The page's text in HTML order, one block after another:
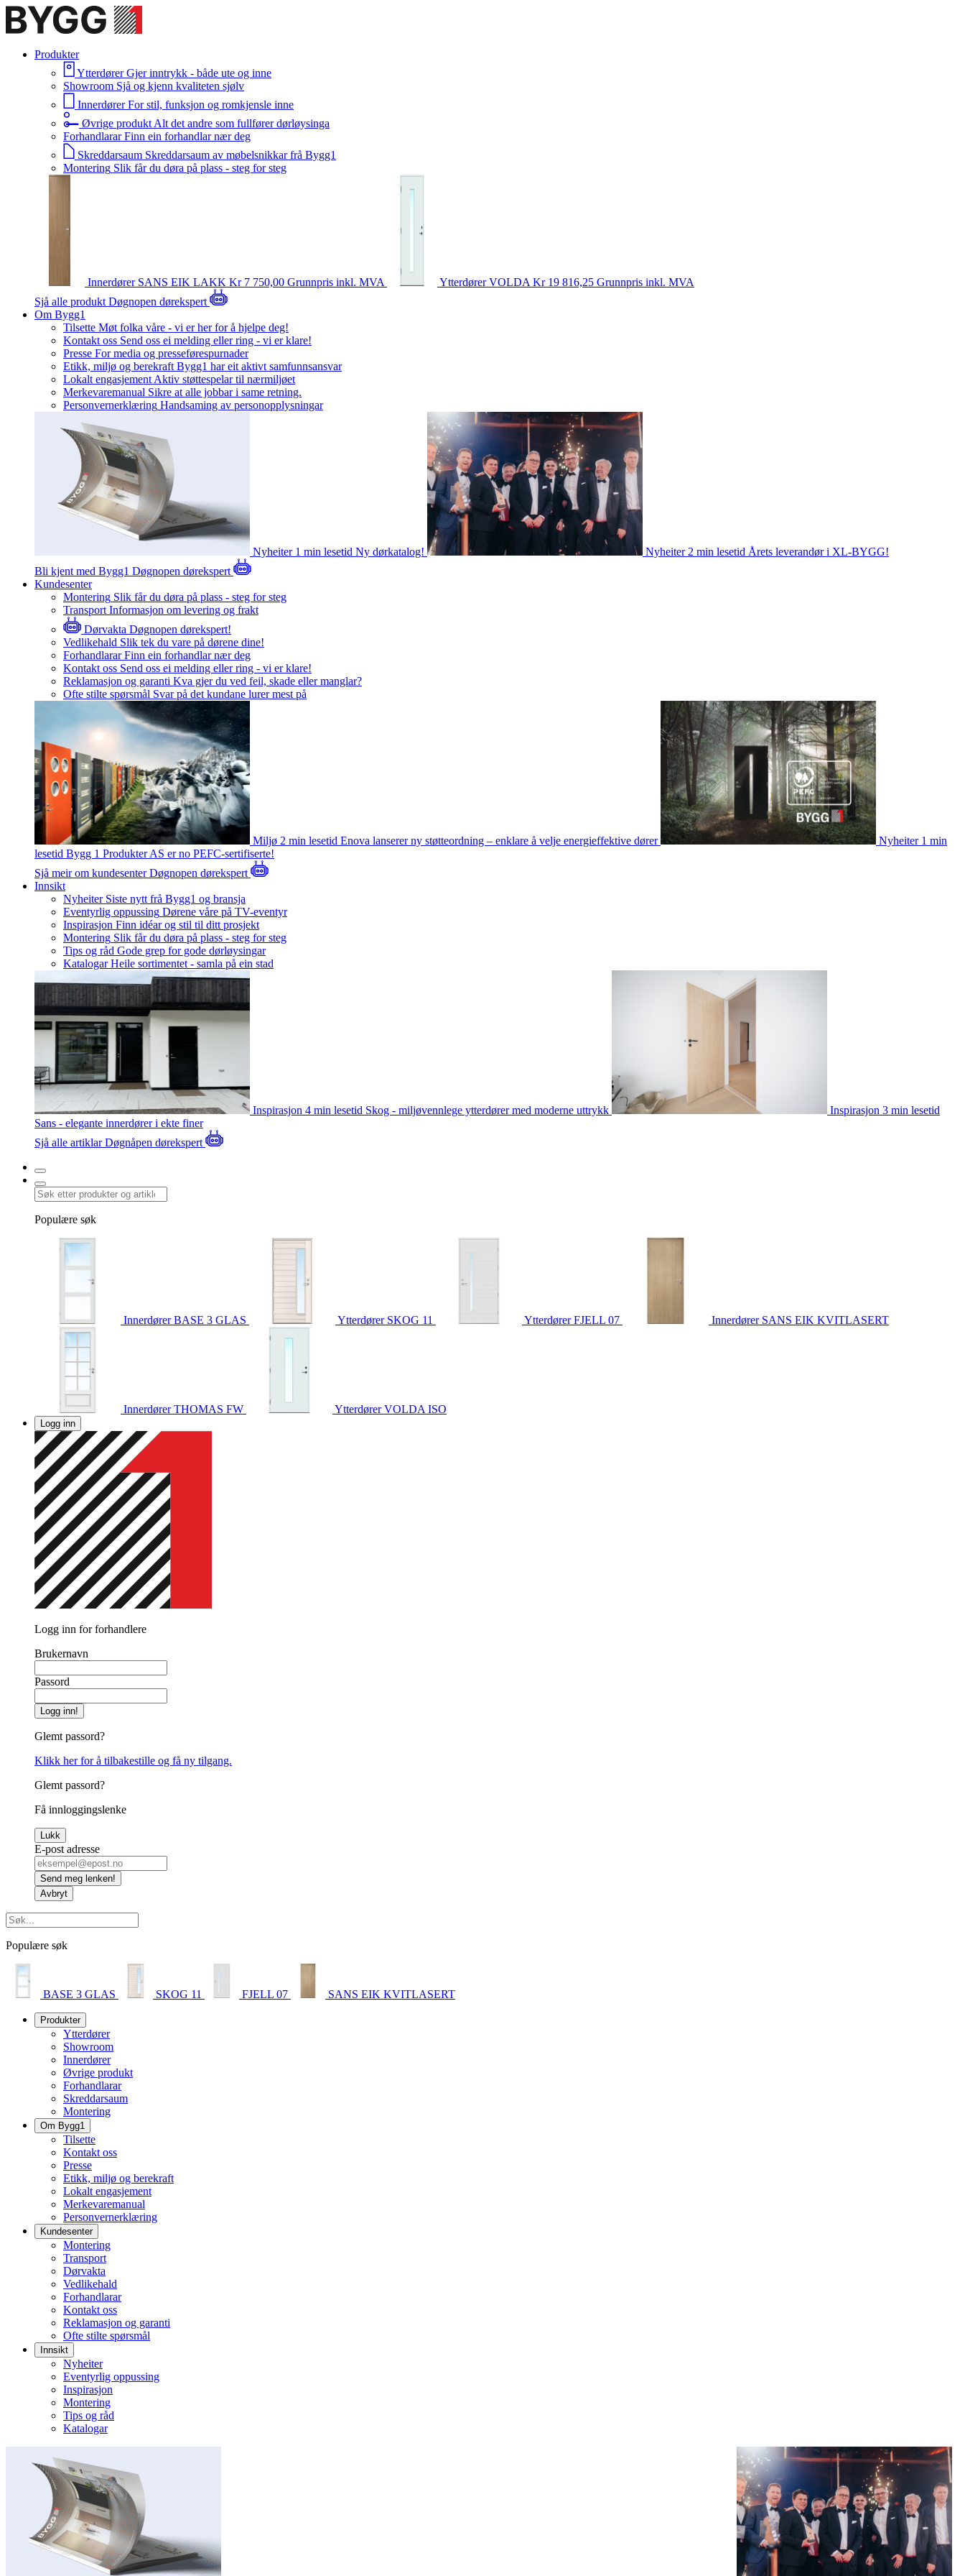
Produkter
Ytterdører Gjer inntrykk - både ute og inne
Showroom Sjå og kjenn kvaliteten sjølv
Innerdører For stil, funksjon og romkjensle inne
Øvrige produkt Alt det andre som fullfører dørløysinga
Forhandlarar Finn ein forhandlar nær deg
Skreddarsaum Skreddarsaum av møbelsnikkar frå Bygg1
Montering Slik får du døra på plass - steg for steg
Innerdører SANS EIK LAKK Kr 7 750,00 Grunnpris inkl. MVA YtterdørerVOLDA Kr 19 816,25 Grunnpris inkl. MVA
Sjå alle produkt Døgnopen dørekspert
Om Bygg1
Tilsette Møt folka våre - vi er her for å hjelpe deg!
Kontakt oss Send oss ei melding eller ring - vi er klare!
Presse For media og presseførespurnader
Etikk, miljø og berekraft Bygg1 har eit aktivt samfunnsansvar
Lokalt engasjement Aktiv støttespelar til nærmiljøet
Merkevaremanual Sikre at alle jobbar i same retning.
Personvernerklæring Handsaming av personopplysningar
Nyheiter 1 min lesetid Ny dørkatalog! Nyheiter 2 min lesetid Årets leverandør i XL-BYGG!
Bli kjent med Bygg1 Døgnopen dørekspert
Kundesenter
Montering Slik får du døra på plass - steg for steg
Transport Informasjon om levering og frakt
Dørvakta Døgnopen dørekspert!
Vedlikehald Slik tek du vare på dørene dine!
Forhandlarar Finn ein forhandlar nær deg
Kontakt oss Send oss ei melding eller ring - vi er klare!
Reklamasjon og garanti Kva gjer du ved feil, skade eller manglar?
Ofte stilte spørsmål Svar på det kundane lurer mest på
Miljø 2 min lesetid Enova lanserer ny støtteordning – enklare å velje energieffektive dører Nyheiter 1 min
lesetid Bygg 1 Produkter AS er no PEFC-sertifiserte!
Sjå meir om kundesenterDøgnopen dørekspert
Innsikt
Nyheiter Siste nytt frå Bygg1 og bransja
Eventyrlig oppussing Dørene våre på TV-eventyr
Inspirasjon Finn idéar og stil til ditt prosjekt
Montering Slik får du døra på plass - steg for steg
Tips og råd Gode grep for gode dørløysingar
Katalogar Heile sortimentet - samla på ein stad
Inspirasjon 4 min lesetid Skog - miljøvennlege ytterdører med moderne uttrykk Inspirasjon 3 min lesetid
Sans - elegante innerdører i ekte finer
Sjå alle artiklarDøgnåpen dørekspert
Populære søk
InnerdørerBASE 3 GLAS Ytterdører SKOG 11 YtterdørerFJELL 07 Innerdører SANS EIK KVITLASERT
InnerdørerTHOMAS FW YtterdørerVOLDA ISO
Logg inn
Logg inn for forhandlere
Brukernavn
Passord
Logg inn!
Glemt passord?
Klikk her for å tilbakestille og få ny tilgang.
Glemt passord?
Få innloggingslenke
Lukk
E-post adresse
Send meg lenken!
Avbryt
Populære søk
BASE 3 GLAS SKOG 11 FJELL 07 SANS EIK KVITLASERT
Produkter
Ytterdører
Showroom
Innerdører
Øvrige produkt
Forhandlarar
Skreddarsaum
Montering
Om Bygg1
Tilsette
Kontakt oss
Presse
Etikk, miljø og berekraft
Lokalt engasjement
Merkevaremanual
Personvernerklæring
Kundesenter
Montering
Transport
Dørvakta
Vedlikehald
Forhandlarar
Kontakt oss
Reklamasjon og garanti
Ofte stilte spørsmål
Innsikt
Nyheiter
Eventyrlig oppussing
Inspirasjon
Montering
Tips og råd
Katalogar